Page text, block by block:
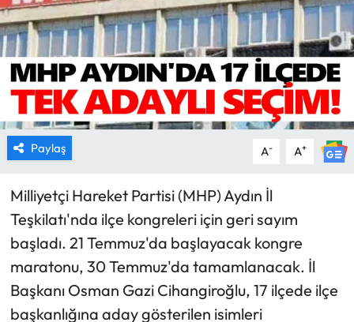
Paylaş A- A+
Milliyetçi Hareket Partisi (MHP) Aydın İl
Teşkilatı'nda ilçe kongreleri için geri sayım
başladı. 21 Temmuz'da başlayacak kongre
maratonu, 30 Temmuz'da tamamlanacak. İl
Başkanı Osman Gazi Cihangiroğlu, 17 ilçede ilçe
başkanlığına aday gösterilen isimleri
TARIM
TURİZM
YAŞAM
RESMİ İLANLAR
HABER İLAN